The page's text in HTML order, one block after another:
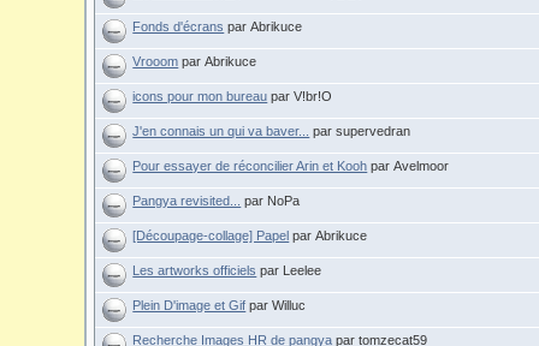
Fonds d'écrans par Abrikuce
Vrooom par Abrikuce
icons pour mon bureau par V!br!O
J'en connais un qui va baver... par supervedran
Pour essayer de réconcilier Arin et Kooh par Avelmoor
Pangya revisited... par NoPa
[Découpage-collage] Papel par Abrikuce
Les artworks officiels par Leelee
Plein D'image et Gif par Willuc
Recherche Images HR de pangya par tomzecat59